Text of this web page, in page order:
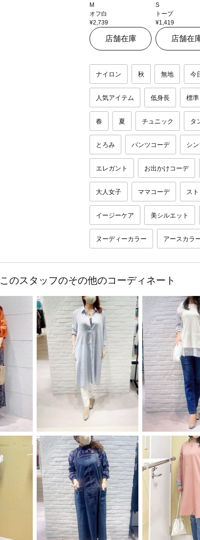
M
オフ白
¥2,739
店舗在庫
S
トープ
¥1,419
店舗在
ナイロン 秋 無地 今
人気アイテム 低身長 標準
春 夏 チュニック タ
とろみ パンツコーデ シ
エレガント お出かけコーデ
大人女子 ママコーデ ス
イージーケア 美シルエット
ヌーディーカラー アースカラ
このスタッフのその他のコーディネート